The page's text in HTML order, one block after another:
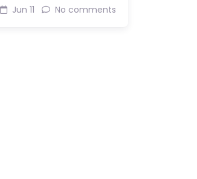
Jun 11 No comments